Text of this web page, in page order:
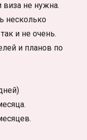
не нужна.
несколько
и не очень.
и планов по